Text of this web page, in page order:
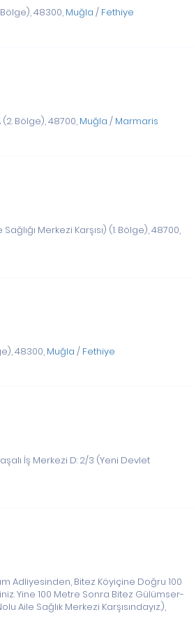
Bölge), 48300, Muğla / Fethiye
Bölge), 48700, Muğla / Marmaris
Merkezi Karşısı) (1. Bölge), 48700,
48300, Muğla / Fethiye
İş Merkezi D: 2/3 (Yeni Devlet
Adliyesinden, Bitez Köyiçine Doğru 100
Yine 100 Metre Sonra Bitez Gülümser-
Aile Sağlık Merkezi Karşısındayız.),